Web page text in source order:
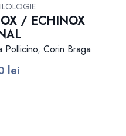
/ ECHINOX
Pollicino, Corin Braga
lei